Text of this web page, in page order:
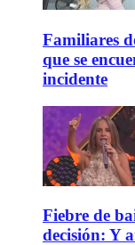
Familiares
que se
incidente
Fiebre de
decisión: Y